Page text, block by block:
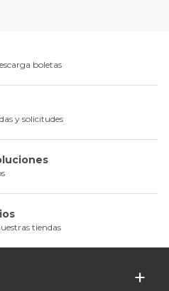
boletas
y solicitudes
tiendas